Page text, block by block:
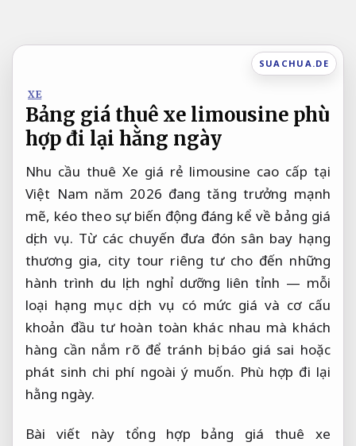
nội
SUACHUA.DE
XE
Bảng giá thuê xe limousine phù
hợp đi lại hằng ngày
Nhu cầu thuê Xe giá rẻ limousine cao cấp tại
Việt Nam năm 2026 đang tăng trưởng mạnh
mẽ, kéo theo sự biến động đáng kể về bảng giá
dịch vụ. Từ các chuyến đưa đón sân bay hạng
thương gia, city tour riêng tư cho đến những
hành trình du lịch nghỉ dưỡng liên tỉnh — mỗi
loại hạng mục dịch vụ có mức giá và cơ cấu
khoản đầu tư hoàn toàn khác nhau mà khách
hàng cần nắm rõ để tránh bị báo giá sai hoặc
phát sinh chi phí ngoài ý muốn. Phù hợp đi lại
hằng ngày.
Bài viết này tổng hợp bảng giá thuê xe